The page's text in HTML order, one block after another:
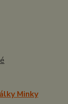
Minky